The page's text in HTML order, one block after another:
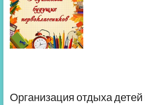
Организация отдыха детей